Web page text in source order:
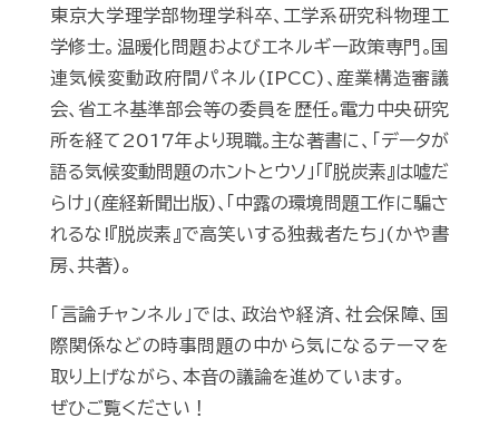
東京大学理学部物理学科卒､工学系研究科物理工
学修士。温暖化問題およびエネルギー政策専門｡国
連気候変動政府間パネル(IPCC)､産業構造審議
会､省エネ基準部会等の委員を歴任｡電力中央研究
所を経て2017年より現職｡主な著書に、「データが
語る気候変動問題のホントとウソ」｢『脱炭素』は嘘だ
らけ｣(産経新聞出版)､｢中露の環境問題工作に騙さ
れるな!『脱炭素』で高笑いする独裁者たち｣(かや書
房､共著)｡
「言論チャンネル」では、政治や経済、社会保障、国
際関係などの時事問題の中から気になるテーマを
取り上げながら、本音の議論を進めています。
ぜひご覧ください！